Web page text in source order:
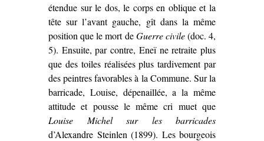
étendue sur le dos, le corps en oblique et la
tête sur l’avant gauche, gît dans la même
position que le mort deGuerre civile(doc. 4,
5). Ensuite, par contre, Eneï ne retraite plus
que des toiles réalisées plus tardivement par
des peintres favorables à la Commune. Sur la
barricade, Louise, dépenaillée, a la même
attitude et pousse le même cri muet que
Louise Michel sur les barricades
d’Alexandre Steinlen (1899). Les bourgeois